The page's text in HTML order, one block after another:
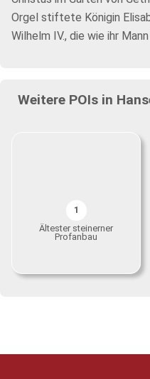
Orgel stiftete Königin
Wilhelm IV., die wie ihr
Weitere POIs in
1
Ältester steinerner
Profanbau